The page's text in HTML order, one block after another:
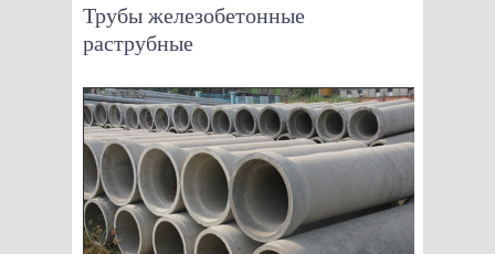
Трубы железобетонные
раструбные